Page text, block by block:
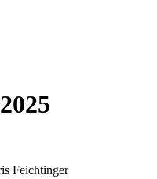
Feichtinger